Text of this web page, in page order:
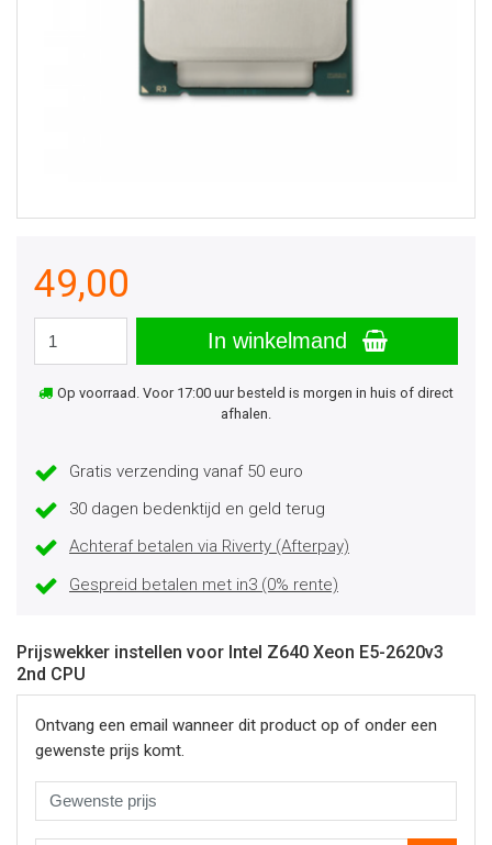
49,00
In winkelmand
Op voorraad. Voor 17:00 uur besteld is morgen in huis of direct
afhalen.
Gratis verzending vanaf 50 euro
30 dagen bedenktijd en geld terug
Achteraf betalen via Riverty (Afterpay)
Gespreid betalen met in3 (0% rente)
Prijswekker instellen voor Intel Z640 Xeon E5-2620v3
2nd CPU
Ontvang een email wanneer dit product op of onder een
gewenste prijs komt.